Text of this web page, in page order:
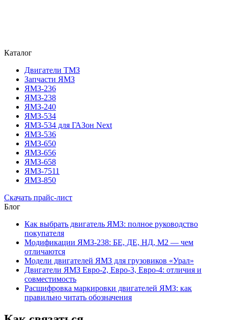
Каталог
Двигатели ТМЗ
Запчасти ЯМЗ
ЯМЗ-236
ЯМЗ-238
ЯМЗ-240
ЯМЗ-534
ЯМЗ-534 для ГАЗон Next
ЯМЗ-536
ЯМЗ-650
ЯМЗ-656
ЯМЗ-658
ЯМЗ-7511
ЯМЗ-850
Скачать прайс-лист
Блог
Как выбрать двигатель ЯМЗ: полное руководство
покупателя
Модификации ЯМЗ-238: БЕ, ДЕ, НД, М2 — чем
отличаются
Модели двигателей ЯМЗ для грузовиков «Урал»
Двигатели ЯМЗ Евро-2, Евро-3, Евро-4: отличия и
совместимость
Расшифровка маркировки двигателей ЯМЗ: как
правильно читать обозначения